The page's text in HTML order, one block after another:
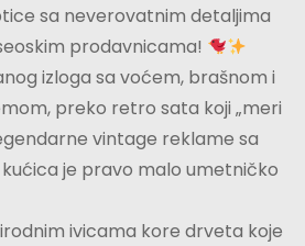
sa neverovatnim detaljima
prodavnicama!
izloga sa voćem, brašnom i
preko retro sata koji „meri
vintage reklame sa
je pravo malo umetničko
ivicama kore drveta koje